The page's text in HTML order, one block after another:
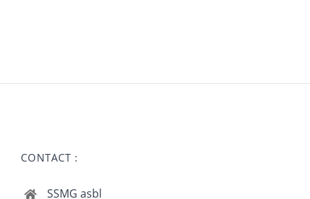
CONTACT :
SSMG asbl